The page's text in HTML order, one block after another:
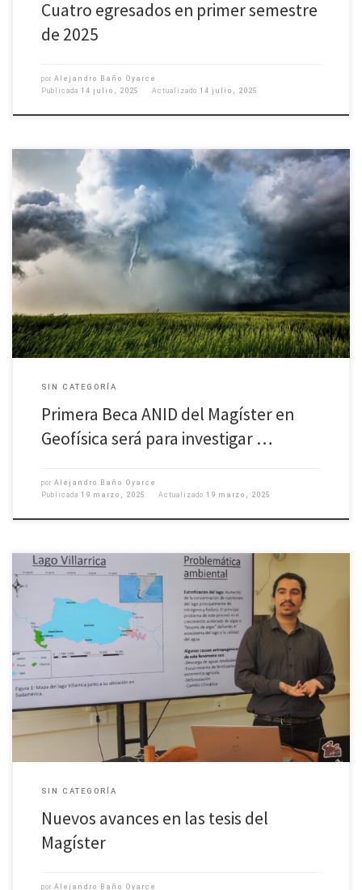
Cuatro egresados en primer semestre
de 2025
por Alejandro Baño Oyarce
Publicada 14 julio, 2025 Actualizado 14 julio, 2025
Javier Campos Núñez, licenciado en Geofísica UdeC y cursando el
magíster en la misma disciplina, se convirtió en el primer estudiante de su
programa de posgrado de la Universidad de Concepción en obtener la
Beca ANID de Magíster Nacional. Este beneficio, otorgado por la Agencia
SIN CATEGORÍA
Primera Beca ANID del Magíster en
Geofísica será para investigar …
por Alejandro Baño Oyarce
Publicada 19 marzo, 2025 Actualizado 19 marzo, 2025
Director del programa, Dr. Andrés Sepúlveda, pasó revista de las tesis para
obtener el grado de Magíster en Geofísica o del Magíster más la titulación
de la carrera, según el plan al que se acogieron las y los estudiantes. Se
conversó aspectos formales y administrativos, como también de contenido
de […]
SIN CATEGORÍA
Nuevos avances en las tesis del
Magíster
por Alejandro Baño Oyarce